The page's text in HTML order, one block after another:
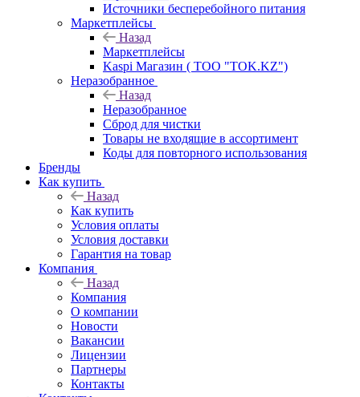
Источники бесперебойного питания
Маркетплейсы
Назад
Маркетплейсы
Kaspi Магазин ( ТОО "TOK.KZ")
Неразобранное
Назад
Неразобранное
Сброд для чистки
Товары не входящие в ассортимент
Коды для повторного использования
Бренды
Как купить
Назад
Как купить
Условия оплаты
Условия доставки
Гарантия на товар
Компания
Назад
Компания
О компании
Новости
Вакансии
Лицензии
Партнеры
Контакты